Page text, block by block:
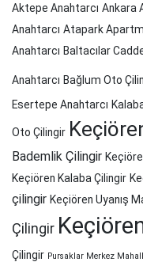
Aktepe Anahtarcı Ankara
Anahtarcı Atapark
Anahtarcı Baltacılar
Anahtarcı Bağlum Oto
Esertepe Anahtarcı
Oto Çilingir
Bademlik Çilingir
Keçiören Kalaba Çilingir
çilingir Keçiören Uyanış
Çilingir
Çilingir Pursaklar Merkez